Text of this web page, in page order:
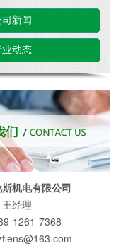
司新闻
业动态
机电有限公司
经理
1261-7368